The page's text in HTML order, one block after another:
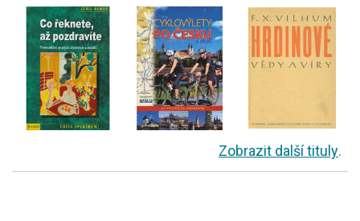
Zobrazit další tituly.